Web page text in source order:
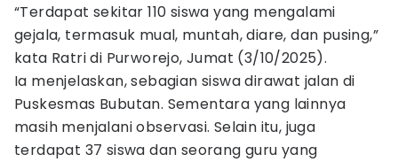
“Terdapat sekitar 110 siswa yang mengalami
gejala, termasuk mual, muntah, diare, dan pusing,”
kata Ratri di Purworejo, Jumat (3/10/2025).
Ia menjelaskan, sebagian siswa dirawat jalan di
Puskesmas Bubutan. Sementara yang lainnya
masih menjalani observasi. Selain itu, juga
terdapat 37 siswa dan seorang guru yang